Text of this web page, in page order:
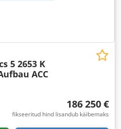
5 2653 K
ACC
186 250 €
fikseeritud hind lisandub käibemaks